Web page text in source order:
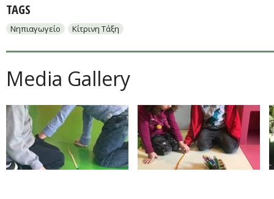
TAGS
Νηπιαγωγείο Κίτρινη Τάξη
Media Gallery